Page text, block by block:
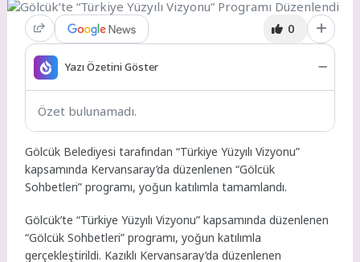
0
Yazı Özetini Göster
Özet bulunamadı.
Gölcük Belediyesi tarafından “Türkiye Yüzyılı Vizyonu”
kapsamında Kervansaray’da düzenlenen “Gölcük
Sohbetleri” programı, yoğun katılımla tamamlandı.
Gölcük’te “Türkiye Yüzyılı Vizyonu” kapsamında düzenlenen
“Gölcük Sohbetleri” programı, yoğun katılımla
gerçekleştirildi. Kazıklı Kervansaray’da düzenlenen